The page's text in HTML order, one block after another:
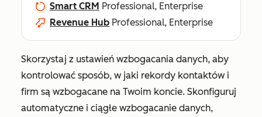
Smart CRM Professional, Enterprise
Revenue Hub Professional, Enterprise
Skorzystaj z ustawień wzbogacania danych, aby
kontrolować sposób, w jaki rekordy kontaktów i
firm są wzbogacane na Twoim koncie. Skonfiguruj
automatyczne i ciągłe wzbogacanie danych,